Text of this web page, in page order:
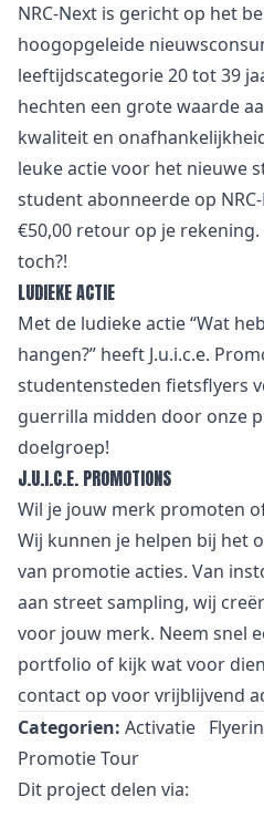
NRC-Next is gericht op het
hoogopgeleide
leeftijdscategorie 20 tot 39
hechten een grote waarde
kwaliteit en
leuke actie voor het nieuwe
student abonneerde op
€50,00 retour op je
toch?!
LUDIEKE ACTIE
Met de ludieke actie “Wat
hangen?” heeft J.u.i.c.e.
studentensteden fietsflyers
guerrilla midden door onze
doelgroep!
J.U.I.C.E. PROMOTIONS
Wil je jouw merk promoten
Wij kunnen je helpen bij het
van promotie acties. Van i
aan street sampling, wij
voor jouw merk. Neem snel
portfolio of kijk wat voor
contact op voor vrijblijvend
Categorien: Activatie
Promotie Tour
Dit project delen via: